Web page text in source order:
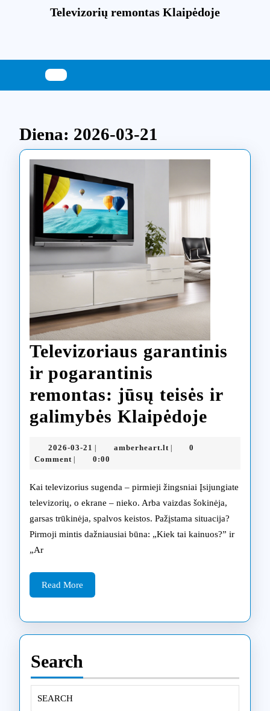
Televizorių remontas Klaipėdoje
Diena: 2026-03-21
Televizoriaus garantinis
ir pogarantinis
remontas: jūsų teisės ir
galimybės Klaipėdoje
jūsų
2026-03-21 2026-
03-
amberheart.ltamberheart.lt
0
Comment
0:00
Kai televizorius sugenda – pirmieji žingsniai Įsijungiate
televizorių, o ekrane – nieko. Arba vaizdas šokinėja,
garsas trūkinėja, spalvos keistos. Pažįstama situacija?
Pirmoji mintis dažniausiai būna: „Kiek tai kainuos?” ir
„Ar
Read More
More
Search
for: